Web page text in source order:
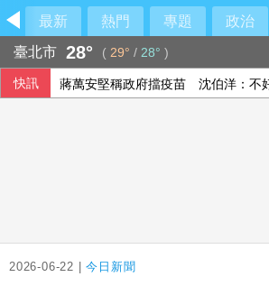
最新 熱門 專題 政治
臺北市 28° ( 29° / 28° )
快訊 蔣萬安堅稱政府擋疫苗 沈伯洋：不
2026-06-22 |今日新聞